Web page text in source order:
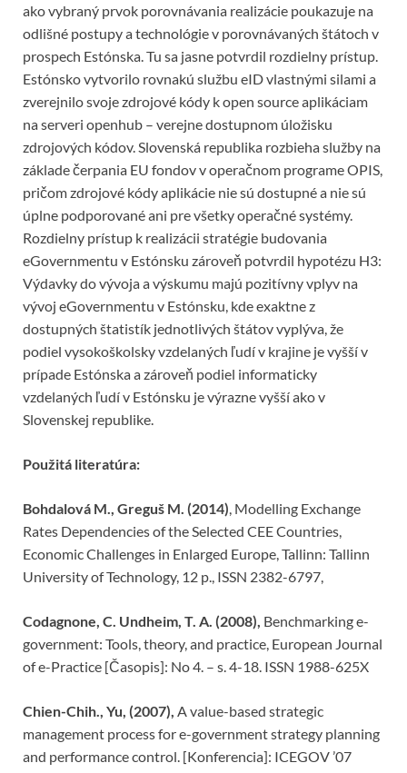
ako vybraný prvok porovnávania realizácie poukazuje na
odlišné postupy a technológie v porovnávaných štátoch v
prospech Estónska. Tu sa jasne potvrdil rozdielny prístup.
Estónsko vytvorilo rovnakú službu eID vlastnými silami a
zverejnilo svoje zdrojové kódy k open source aplikáciam
na serveri openhub – verejne dostupnom úložisku
zdrojových kódov. Slovenská republika rozbieha služby na
základe čerpania EU fondov v operačnom programe OPIS,
pričom zdrojové kódy aplikácie nie sú dostupné a nie sú
úplne podporované ani pre všetky operačné systémy.
Rozdielny prístup k realizácii stratégie budovania
eGovernmentu v Estónsku zároveň potvrdil hypotézu H3:
Výdavky do vývoja a výskumu majú pozitívny vplyv na
vývoj eGovernmentu v Estónsku, kde exaktne z
dostupných štatistík jednotlivých štátov vyplýva, že
podiel vysokoškolsky vzdelaných ľudí v krajine je vyšší v
prípade Estónska a zároveň podiel informaticky
vzdelaných ľudí v Estónsku je výrazne vyšší ako v
Slovenskej republike.
Použitá literatúra:
Bohdalová M., Greguš M. (2014), Modelling Exchange
Rates Dependencies of the Selected CEE Countries,
Economic Challenges in Enlarged Europe, Tallinn: Tallinn
University of Technology, 12 p., ISSN 2382-6797,
Codagnone, C. Undheim, T. A. (2008), Benchmarking e-
government: Tools, theory, and practice, European Journal
of e-Practice [Časopis]: No 4. – s. 4-18. ISSN 1988-625X
Chien-Chih., Yu, (2007), A value-based strategic
management process for e-government strategy planning
and performance control. [Konferencia]: ICEGOV ’07